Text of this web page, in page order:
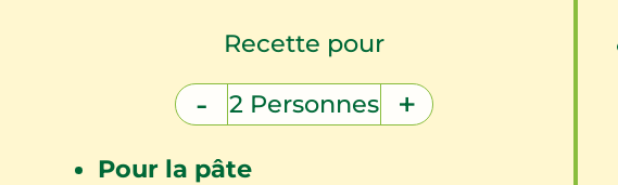
Recette pour
- 2 Personnes +
Pour la pâte